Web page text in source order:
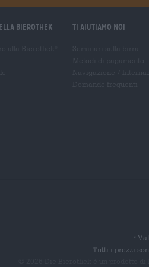
Bierothek Ti aiutiamo noi
*
Tutti i prezzi